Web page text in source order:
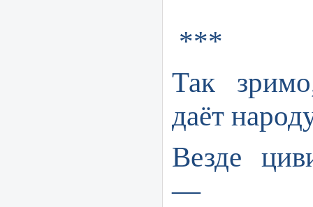
***
Так
даёт
Везде
—